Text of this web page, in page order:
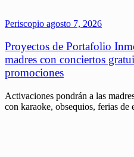
Periscopio agosto 7, 2026
Proyectos de Portafolio
madres con conciertos
promociones
Activaciones pondrán a las
con karaoke, obsequios, ferias